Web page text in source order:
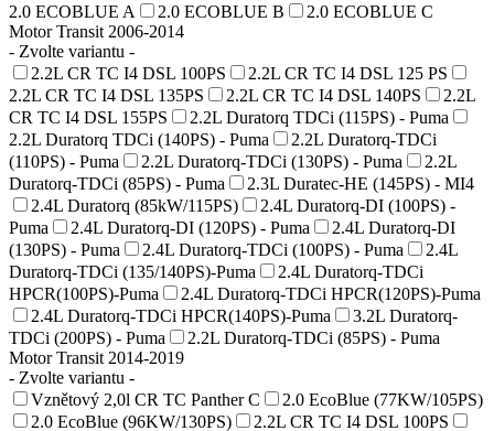
2.0 ECOBLUE A
2.0 ECOBLUE B
2.0 ECOBLUE C
Motor Transit 2006-2014
- Zvolte variantu -
2.2L CR TC I4 DSL 100PS
2.2L CR TC I4 DSL 125 PS
2.2L CR TC I4 DSL 135PS
2.2L CR TC I4 DSL 140PS
2.2L
CR TC I4 DSL 155PS
2.2L Duratorq TDCi (115PS) - Puma
2.2L Duratorq TDCi (140PS) - Puma
2.2L Duratorq-TDCi
(110PS) - Puma
2.2L Duratorq-TDCi (130PS) - Puma
2.2L
Duratorq-TDCi (85PS) - Puma
2.3L Duratec-HE (145PS) - MI4
2.4L Duratorq (85kW/115PS)
2.4L Duratorq-DI (100PS) -
Puma
2.4L Duratorq-DI (120PS) - Puma
2.4L Duratorq-DI
(130PS) - Puma
2.4L Duratorq-TDCi (100PS) - Puma
2.4L
Duratorq-TDCi (135/140PS)-Puma
2.4L Duratorq-TDCi
HPCR(100PS)-Puma
2.4L Duratorq-TDCi HPCR(120PS)-Puma
2.4L Duratorq-TDCi HPCR(140PS)-Puma
3.2L Duratorq-
TDCi (200PS) - Puma
2.2L Duratorq-TDCi (85PS) - Puma
Motor Transit 2014-2019
- Zvolte variantu -
Vznětový 2,0l CR TC Panther C
2.0 EcoBlue (77KW/105PS)
2.0 EcoBlue (96KW/130PS)
2.2L CR TC I4 DSL 100PS